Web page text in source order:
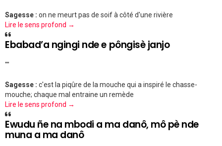
Sagesse : on ne meurt pas de soif à côté d'une rivière
Lire le sens profond →
Ebabad’a ngingi nde e pôngisè janjo
""
Sagesse : c'est la piqûre de la mouche qui a inspiré le chasse-
mouche; chaque mal entraine un remède
Lire le sens profond →
Ewudu ñe na mbodi a ma danô, mô pè nde
muna a ma danô